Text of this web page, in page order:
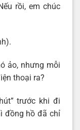
rồi, em chúc
ảo, nhưng mỗi
thoại ra?
trước khi đi
đồng hồ đã chỉ